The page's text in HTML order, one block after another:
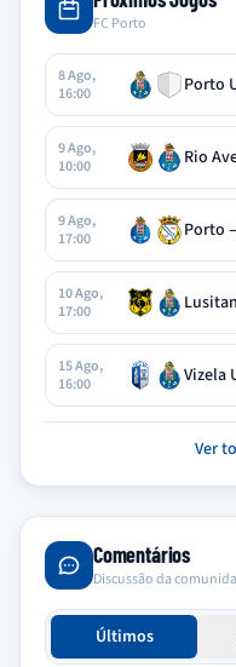
FC Porto
8 Ago,
16:00
Porto
9 Ago,
10:00
Rio
9 Ago,
17:00
Porto
10 Ago,
17:00
15 Ago,
16:00
Vizela
Ver
Comentários
Discussão da
Últimos